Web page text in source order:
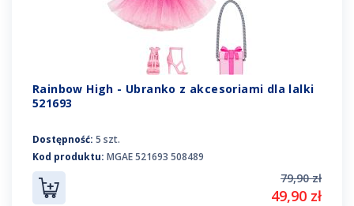
Rainbow High - Ubranko z akcesoriami dla lalki
521693
Dostępność: 5 szt.
Kod produktu: MGAE 521693 508489
79,90 zł
49,90 zł